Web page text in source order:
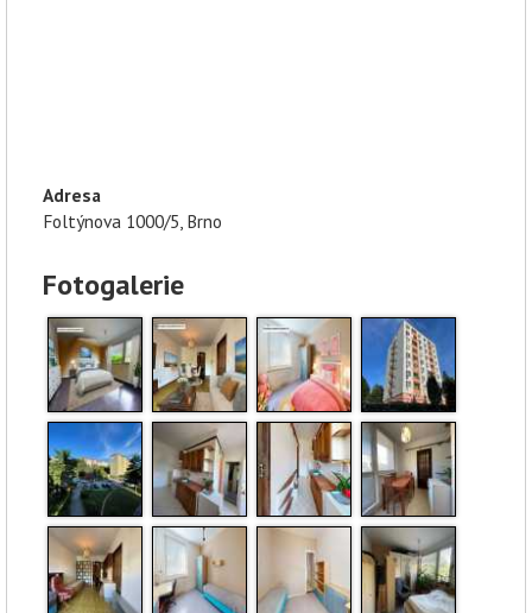
Adresa
Foltýnova 1000/5, Brno
Fotogalerie